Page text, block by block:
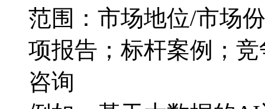
范围：市场地位/市场
项报告；标杆案例；
咨询